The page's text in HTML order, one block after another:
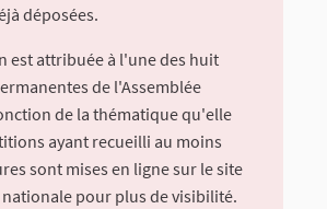
déposées.
est attribuée à l'une des huit
de l'Assemblée
de la thématique qu'elle
ayant recueilli au moins
sont mises en ligne sur le site
pour plus de visibilité.